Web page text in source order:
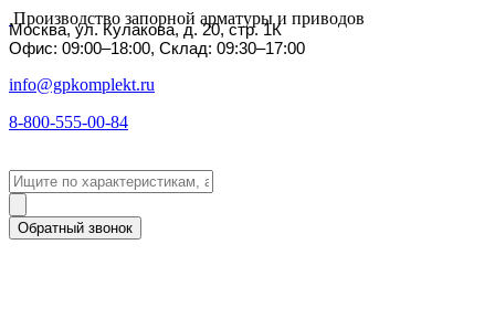
Производство запорной арматуры и приводов
Москва, ул. Кулакова, д. 20, стр. 1К
Офис: 09:00–18:00, Склад: 09:30–17:00
info@gpkomplekt.ru
8-800-555-00-84
Обратный звонок